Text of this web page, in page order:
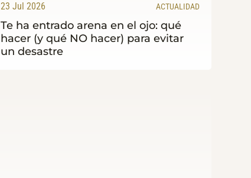
23 Jul 2026 ACTUALIDAD
Te ha entrado arena en el ojo: qué
hacer (y qué NO hacer) para evitar
un desastre